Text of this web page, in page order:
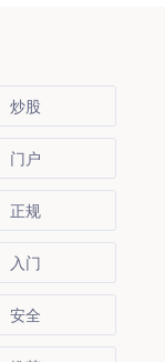
炒股
门户
正规
入门
安全